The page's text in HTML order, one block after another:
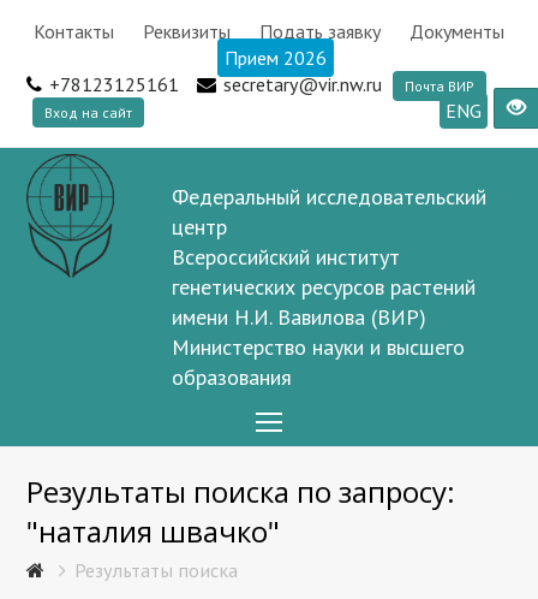
Контакты Реквизиты Подать заявку
Документы
Прием 2026
+78123125161
secretary@vir.nw.ru
Почта ВИР
Вход на сайт
ENG
Федеральный исследовательский
центр
Всероссийский институт
генетических ресурсов растений
имени Н.И. Вавилова (ВИР)
Министерство науки и высшего
образования
Menu
Результаты поиска по запросу:
"наталия швачко"
Результаты поиска